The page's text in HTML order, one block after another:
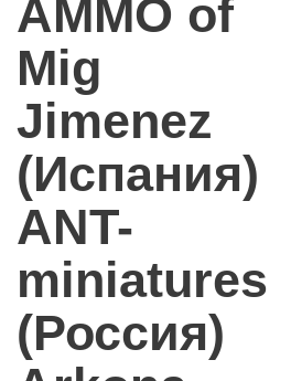
AMMO of
Mig
Jimenez
(Испания)
ANT-
miniatures
(Россия)